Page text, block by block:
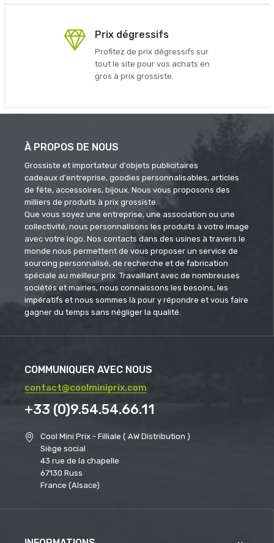
Prix dégressifs
Profitez de prix dégressifs sur
tout le site pour vos achats en
gros à prix grossiste.
À PROPOS DE NOUS
Grossiste et importateur d'objets publicitaires
cadeaux d'entreprise, goodies personnalisables, articles
de fête, accessoires, bijoux. Nous vous proposons des
milliers de produits à prix grossiste.
Que vous soyez une entreprise, une association ou une
collectivité, nous personnalisons les produits à votre image
avec votre logo. Nos contacts dans des usines à travers le
monde nous permettent de vous proposer un service de
sourcing personnalisé, de recherche et de fabrication
spéciale au meilleur prix. Travaillant avec de nombreuses
sociétés et mairies, nous connaissons les besoins, les
impératifs et nous sommes là pour y répondre et vous faire
gagner du temps sans négliger la qualité.
COMMUNIQUER AVEC NOUS
contact@coolminiprix.com
+33 (0)9.54.54.66.11
Cool Mini Prix - Filliale ( AW Distribution )
Siège social
43 rue de la chapelle
67130 Russ
France (Alsace)